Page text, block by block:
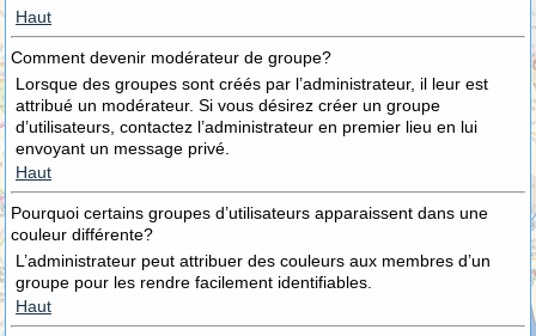
Haut
Comment devenir modérateur de groupe?
Lorsque des groupes sont créés par l’administrateur, il leur est
attribué un modérateur. Si vous désirez créer un groupe
d’utilisateurs, contactez l’administrateur en premier lieu en lui
envoyant un message privé.
Haut
Pourquoi certains groupes d’utilisateurs apparaissent dans une
couleur différente?
L’administrateur peut attribuer des couleurs aux membres d’un
groupe pour les rendre facilement identifiables.
Haut